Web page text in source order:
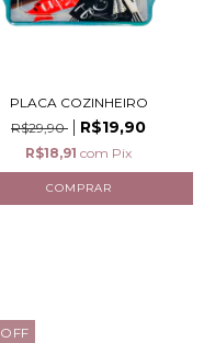
PLACA COZINHEIRO
R$29,90
R$19,90
R$18,91 com Pix
OFF